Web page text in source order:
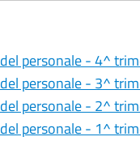
personale - 4^
personale - 3^
personale - 2^
personale - 1^